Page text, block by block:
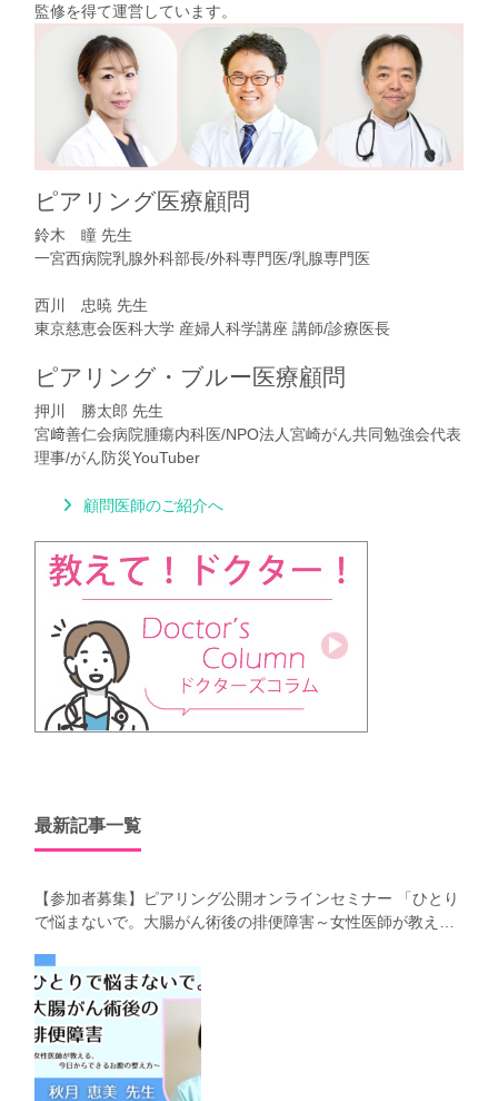
監修を得て運営しています。
ピアリング医療顧問
鈴木 瞳 先生
一宮西病院乳腺外科部長/外科専門医/乳腺専門医
西川 忠暁 先生
東京慈恵会医科大学 産婦人科学講座 講師/診療医長
ピアリング・ブルー医療顧問
押川 勝太郎 先生
宮﨑善仁会病院腫瘍内科医/NPO法人宮崎がん共同勉強会代表
理事/がん防災YouTuber
顧問医師のご紹介へ
最新記事一覧
【参加者募集】ピアリング公開オンラインセミナー 「ひとり
で悩まないで。大腸がん術後の排便障害～女性医師が教え